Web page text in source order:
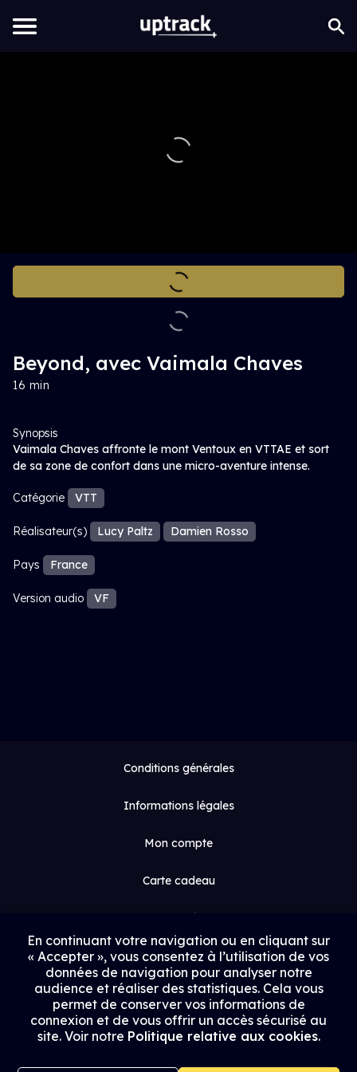
Beyond, avec Vaimala Chaves
16 min
Synopsis
Vaimala Chaves affronte le mont Ventoux en VTTAE et sort
de sa zone de confort dans une micro-aventure intense.
Catégorie VTT
Réalisateur(s) Lucy Paltz Damien Rosso
Pays France
Version audio VF
Conditions générales
Informations légales
Mon compte
Carte cadeau
Espace médias
Contact
Proposer un film
Rejoindre Uptrack
En continuant votre navigation ou en cliquant sur
« Accepter », vous consentez à l’utilisation de vos
données de navigation pour analyser notre
audience et réaliser des statistiques. Cela vous
permet de conserver vos informations de
connexion et de vous offrir un accès sécurisé au
site. Voir notre Politique relative aux cookies.